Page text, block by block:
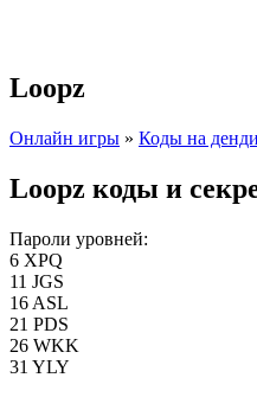
Loopz
Онлайн игры » Коды на
Loopz коды и
Пароли уровней:
6 XPQ
11 JGS
16 ASL
21 PDS
26 WKK
31 YLY